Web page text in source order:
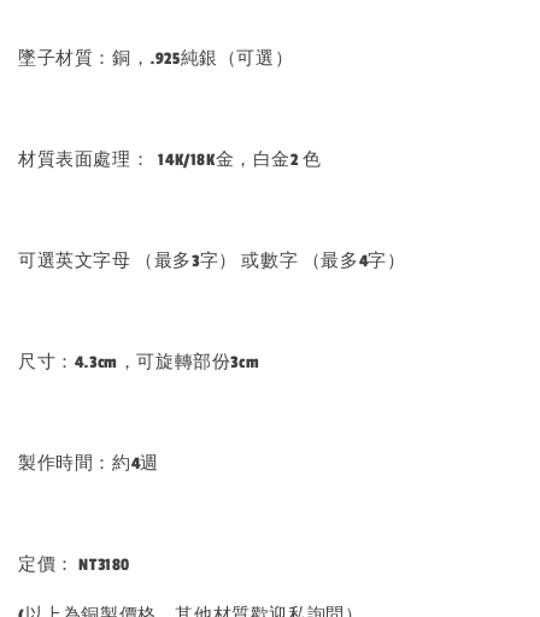
墜子材質：銅，.925純銀（可選）
材質表面處理： 14K/18K金，白金2 色
可選英文字母 （最多3字） 或數字 （最多4字）
尺寸：4.3cm，可旋轉部份3cm
製作時間：約4週
定價： NT3180